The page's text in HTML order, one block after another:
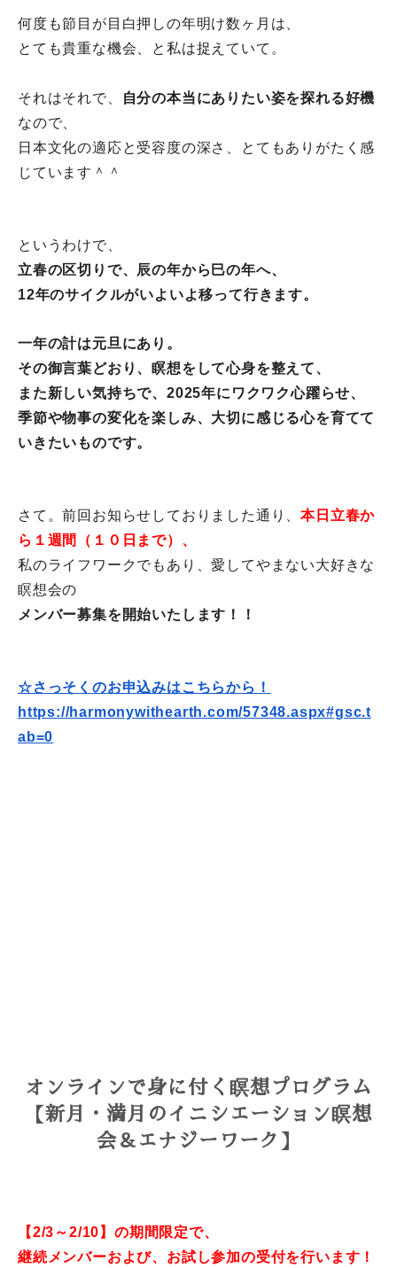
何度も節目が目白押しの年明け数ヶ月は、
とても貴重な機会、と私は捉えていて。
それはそれで、
自分の本当にありたい姿を探れる好機
なので、
日本文化の適応と受容度の深さ、とてもありがたく感
じています＾
＾
というわけで、
立春の区切りで、辰の年から巳の年へ、
12年のサイクルがいよいよ移って行きます。
一年の計は元旦にあり。
その御言葉どおり、瞑想をして心身を整えて、
また新しい気持ちで、2025年にワクワク心躍らせ、
季節や物事の変化を楽しみ、 大切に感じる心を育てて
いきたいものです。
さて。前回お知らせしておりました通り、本日立春か
ら１週間（ １０日まで）、
私のライフワークでもあり、愛してやまない大好きな
瞑想会の
メンバー募集を開始いたします！！
☆さっそくのお申込みはこちらから！
https://harmonywithearth.com/57348.aspx#gsc.t
ab=0
オンラインで身に付く瞑想プログラム
【新月・満月のイニシエーション瞑想
会＆エナジーワーク】
【2/3～2/10】の期間限定で、
継続メンバーおよび、 お試し参加の受付を行います！